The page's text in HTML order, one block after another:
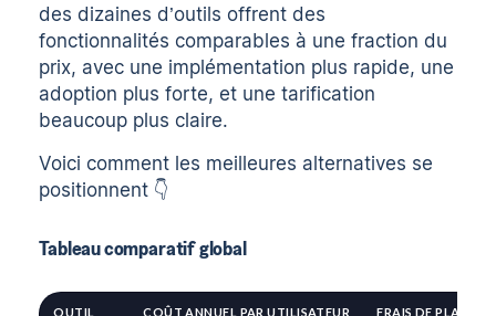
des dizaines d’outils offrent des
fonctionnalités comparables à une fraction du
prix, avec une implémentation plus rapide, une
adoption plus forte, et une tarification
beaucoup plus claire.
Voici comment les meilleures alternatives se
positionnent 👇
Tableau comparatif global
OUTIL COÛT ANNUEL PAR UTILISATEUR FRAIS DE